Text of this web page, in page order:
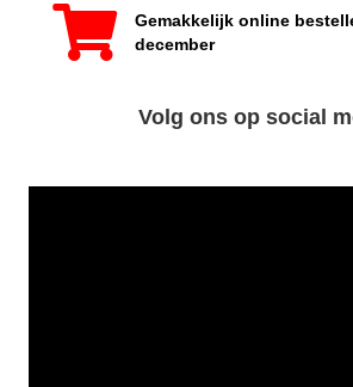
Gemakkelijk online
december
Volg ons op social